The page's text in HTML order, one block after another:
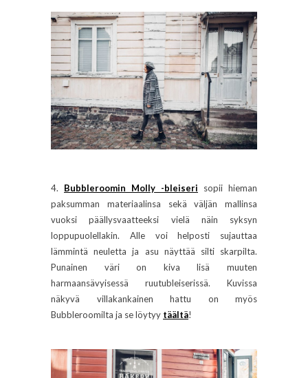
4. Bubbleroomin Molly -bleiseri sopii hieman
paksumman materiaalinsa sekä väljän mallinsa
vuoksi päällysvaatteeksi vielä näin syksyn
loppupuolellakin. Alle voi helposti sujauttaa
lämmintä neuletta ja asu näyttää silti skarpilta.
Punainen väri on kiva lisä muuten
harmaansävyisessä ruutubleiserissä. Kuvissa
näkyvä villakankainen hattu on myös
Bubbleroomilta ja se löytyy täältä!